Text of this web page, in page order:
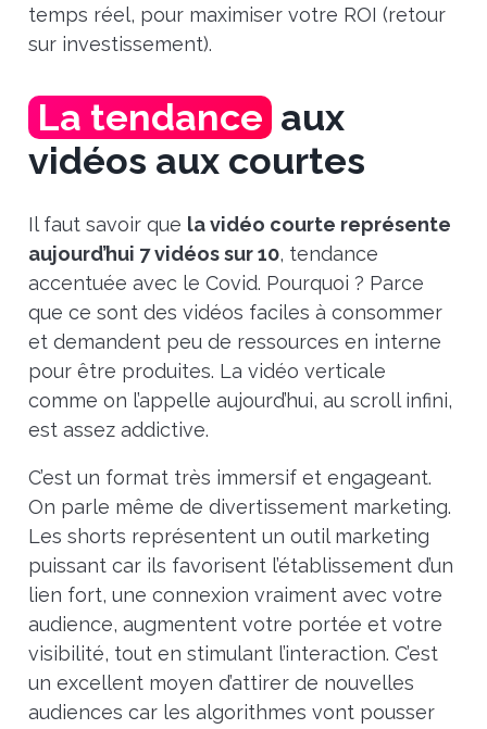
temps réel, pour maximiser votre ROI (retour
sur investissement).
La tendanceaux
vidéos aux courtes
Il faut savoir que la vidéo courte représente
aujourd’hui 7 vidéos sur 10, tendance
accentuée avec le Covid. Pourquoi ? Parce
que ce sont des vidéos faciles à consommer
et demandent peu de ressources en interne
pour être produites. La vidéo verticale
comme on l’appelle aujourd’hui, au scroll infini,
est assez addictive.
C’est un format très immersif et engageant.
On parle même de divertissement marketing.
Les shorts représentent un outil marketing
puissant car ils favorisent l’établissement d’un
lien fort, une connexion vraiment avec votre
audience, augmentent votre portée et votre
visibilité, tout en stimulant l’interaction. C’est
un excellent moyen d’attirer de nouvelles
audiences car les algorithmes vont pousser